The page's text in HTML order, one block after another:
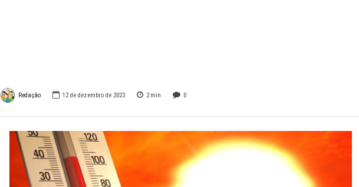
Redação 12 de dezembro de 2023 2 min 0